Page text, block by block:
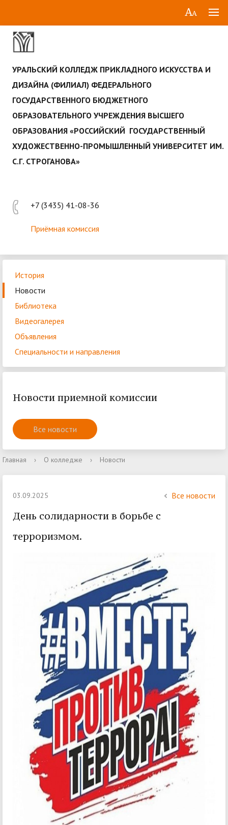
УРАЛЬСКИЙ КОЛЛЕДЖ ПРИКЛАДНОГО ИСКУССТВА И
ДИЗАЙНА (ФИЛИАЛ) ФЕДЕРАЛЬНОГО
ГОСУДАРСТВЕННОГО БЮДЖЕТНОГО
ОБРАЗОВАТЕЛЬНОГО УЧРЕЖДЕНИЯ ВЫСШЕГО
ОБРАЗОВАНИЯ «РОССИЙСКИЙ ГОСУДАРСТВЕННЫЙ
ХУДОЖЕСТВЕННО-ПРОМЫШЛЕННЫЙ УНИВЕРСИТЕТ ИМ.
С.Г. СТРОГАНОВА»
+7 (3435) 41-08-36
Приёмная комиссия
История
Новости
Библиотека
Видеогалерея
Объявления
Специальности и направления
Новости приемной комиссии
Все новости
Главная › О колледже › Новости
03.09.2025 Все новости
День солидарности в борьбе с
терроризмом.